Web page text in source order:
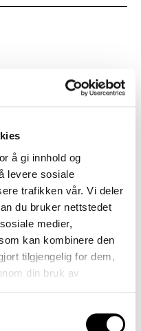
å gi innhold og
levere sosiale
trafikken vår. Vi deler
du bruker nettstedet
medier,
kan kombinere den
tilgjengelig for dem,
din bruk av